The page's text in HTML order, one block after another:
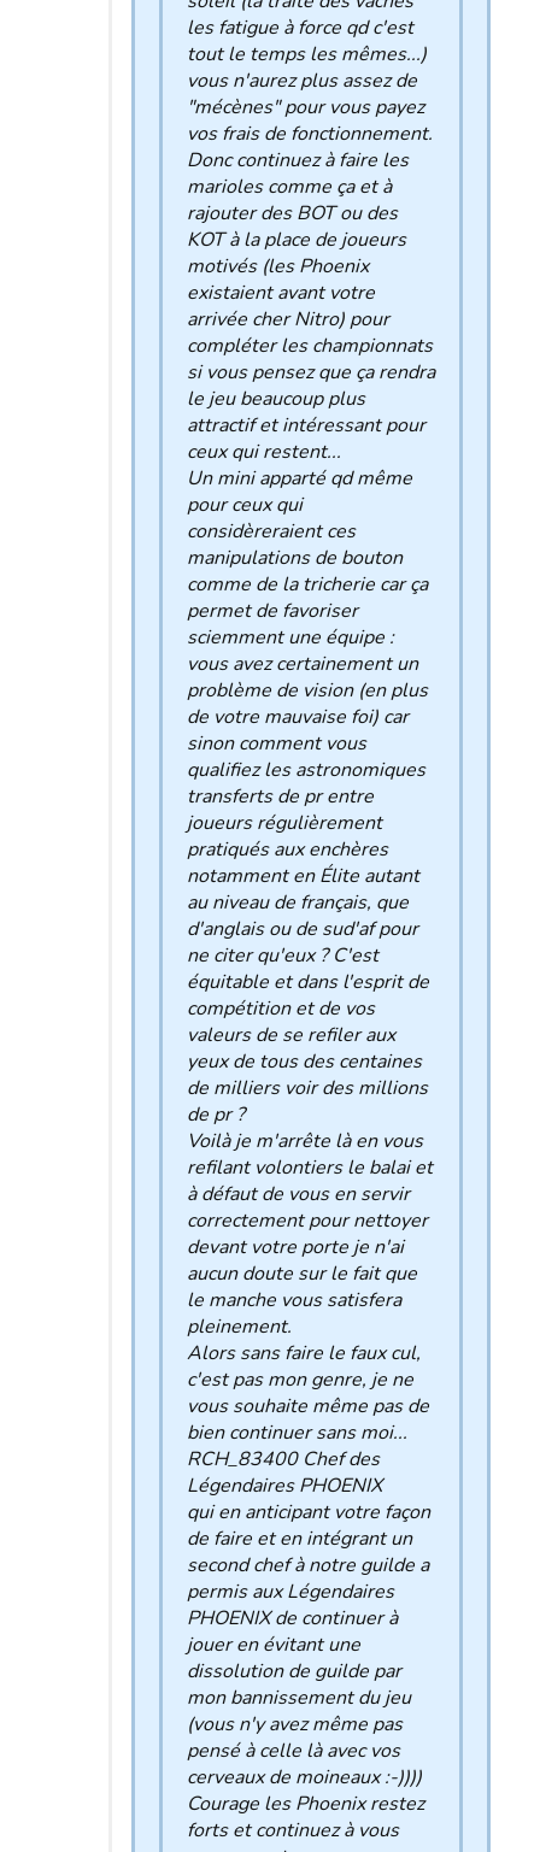
les fatigue à force qd c'est
tout le temps les mêmes...)
vous n'aurez plus assez de
"mécènes" pour vous payez
vos frais de fonctionnement.
Donc continuez à faire les
marioles comme ça et à
rajouter des BOT ou des
KOT à la place de joueurs
motivés (les Phoenix
existaient avant votre
arrivée cher Nitro) pour
compléter les championnats
si vous pensez que ça rendra
le jeu beaucoup plus
attractif et intéressant pour
ceux qui restent...
Un mini apparté qd même
pour ceux qui
considèreraient ces
manipulations de bouton
comme de la tricherie car ça
permet de favoriser
sciemment une équipe :
vous avez certainement un
problème de vision (en plus
de votre mauvaise foi) car
sinon comment vous
qualifiez les astronomiques
transferts de pr entre
joueurs régulièrement
pratiqués aux enchères
notamment en Élite autant
au niveau de français, que
d'anglais ou de sud'af pour
ne citer qu'eux ? C'est
équitable et dans l'esprit de
compétition et de vos
valeurs de se refiler aux
yeux de tous des centaines
de milliers voir des millions
de pr ?
Voilà je m'arrête là en vous
refilant volontiers le balai et
à défaut de vous en servir
correctement pour nettoyer
devant votre porte je n'ai
aucun doute sur le fait que
le manche vous satisfera
pleinement.
Alors sans faire le faux cul,
c'est pas mon genre, je ne
vous souhaite même pas de
bien continuer sans moi...
RCH_83400 Chef des
Légendaires PHOENIX
qui en anticipant votre façon
de faire et en intégrant un
second chef à notre guilde a
permis aux Légendaires
PHOENIX de continuer à
jouer en évitant une
dissolution de guilde par
mon bannissement du jeu
(vous n'y avez même pas
pensé à celle là avec vos
cerveaux de moineaux :-))))
Courage les Phoenix restez
forts et continuez à vous